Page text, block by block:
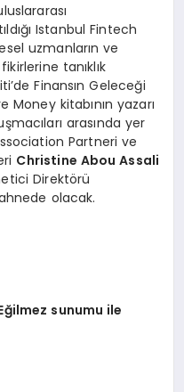
Istanbul Fintech
uzmanların ve
tanıklık
Finansın Geleceği
Money kitabının yazarı
arasında yer
Partneri ve
Christine Abou Assali
Direktörü
olacak.
sunumu ile